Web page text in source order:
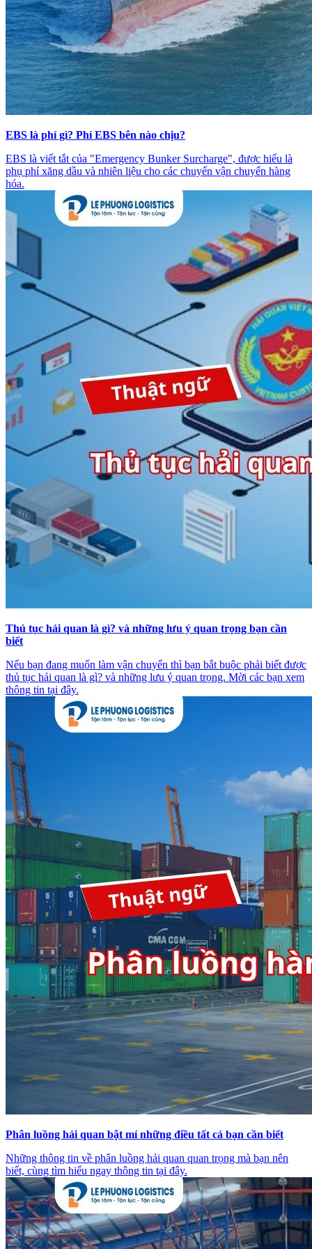
EBS là phí gì? Phí EBS bên nào chịu?
EBS là viết tắt của "Emergency Bunker Surcharge", được hiểu là
phụ phí xăng dầu và nhiên liệu cho các chuyến vận chuyển hàng
hóa.
Thủ tục hải quan là gì? và những lưu ý quan trọng bạn cần
biết
Nếu bạn đang muốn làm vận chuyển thì bạn bắt buộc phải biết được
thủ tục hải quan là gì? và những lưu ý quan trọng. Mời các bạn xem
thông tin tại đây.
Phân luồng hải quan bật mí những điều tất cả bạn cần biết
Những thông tin về phân luồng hải quan quan trọng mà bạn nên
biết, cùng tìm hiểu ngay thông tin tại đây.